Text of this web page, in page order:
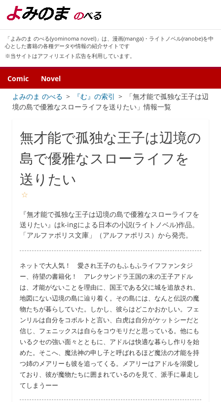
「よみのま のべる(yominoma novel)」は、漫画(manga)・ライトノベル(ranobe)を中
心とした書籍の各種データや情報の紹介サイトです
※当サイトはアフィリエイト広告を利用しています。
Comic
Novel
よみのま のべる
『む』の索引
「無才能で孤独な王子は辺
境の島で優雅なスローライフを送りたい」情報一覧
無才能で孤独な王子は辺境の
島で優雅なスローライフを
送りたい
☆
『無才能で孤独な王子は辺境の島で優雅なスローライフを
送りたい』はk-ingによる日本の小説(ライトノベル)作品。
「アルファポリス文庫」（アルファポリス）から発売。
ネットで大人気！ 愛され王子のもふもふライフファンタジ
ー、待望の書籍化！ アレクサンドラ王国の末の王子アドル
は、才能がないことを理由に、国王である父に城を追放され、
地図にない辺境の島に辿り着く。その島には、なんと伝説の魔
物たちが暮らしていた。しかし、彼らはどこかおかしい。フェ
ンリルは自分をコボルトと言い、白虎は自分がケットシーだと
信じ、フェニックスは自らをコウモリだと思っている。他にも
いるクセの強い面々とともに、アドルは快適な暮らし作りを始
めた。そこへ、魔法神の申し子と呼ばれるほど魔法の才能を持
つ姉のメアリーも彼を追ってくる。メアリーはアドルを溺愛し
ており、彼が魔物たちに囲まれているのを見て、派手に暴走し
てしまうーー